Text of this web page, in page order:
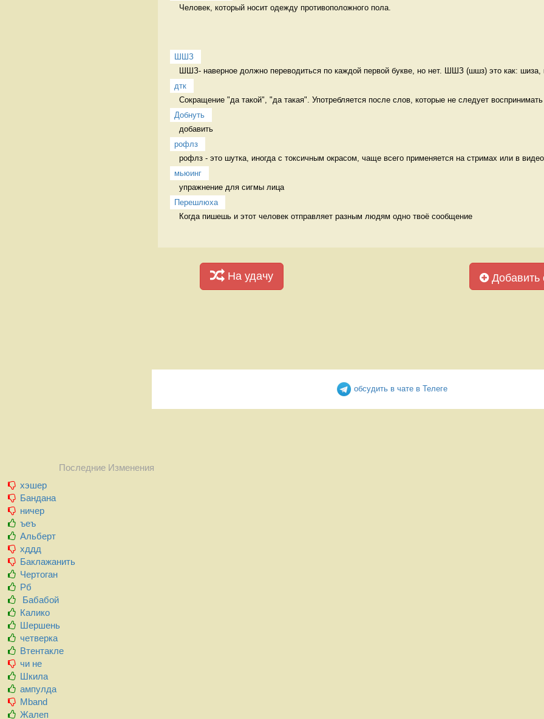
Человек, который носит одежду противоположного пола.
ШШЗ
ШШЗ- наверное должно переводиться по каждой первой букве, но нет. ШШЗ (шшз) это как: шиза,
дтк
Сокращение "да такой", "да такая". Употребляется после слов, которые не следует воспринимать
Добнуть
добавить
рофлз
рофлз - это шутка, иногда с токсичным окрасом, чаще всего применяется на стримах или в видео
мьюинг
упражнение для сигмы лица
Перешлюха
Когда пишешь и этот человек отправляет разным людям одно твоё сообщение
На удачу Добавить
обсудить в чате в Телеге
Последние Изменения
хэшер
Бандана
ничер
ъеъ
Альберт
хддд
Баклажанить
Чертоган
Рб
Бабабой
Калико
Шершень
четверка
Втентакле
чи не
Шкила
ампулда
Mband
Жалеп